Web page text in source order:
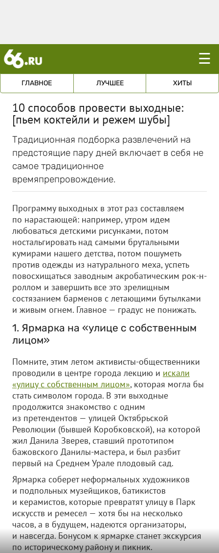
☰
ГЛАВНОЕ ЛУЧШЕЕ ХИТЫ
10 способов провести выходные:
[пьем коктейли и режем шубы]
Традиционная подборка развлечений на
предстоящие пару дней включает в себя не
самое традиционное
времяпрепровождение.
Программу выходных в этот раз составляем
по нарастающей: например, утром идем
любоваться детскими рисунками, потом
ностальгировать над самыми брутальными
кумирами нашего детства, потом пошуметь
против одежды из натурального меха, успеть
повосхищаться заводным акробатическим рок-н-
роллом и завершить все это зрелищным
состязанием барменов с летающими бутылками
и живым огнем. Главное — градус не понижать.
1. Ярмарка на «улице с собственным
лицом»
Помните, этим летом активисты-общественники
проводили в центре города лекцию и искали
«улицу с собственным лицом», которая могла бы
стать символом города. В эти выходные
продолжится знакомство с одним
из претендентов — улицей Октябрьской
Революции (бывшей Коробковской), на которой
жил Данила Зверев, ставший прототипом
бажовского Данилы-мастера, и был разбит
первый на Среднем Урале плодовый сад.
Ярмарка соберет неформальных художников
и подпольных музейщиков, батикистов
и керамистов, которые превратят улицу в Парк
искусств и ремесел — хотя бы на несколько
часов, а в будущем, надеются организаторы,
и навсегда. Бонусом к ярмарке станет экскурсия
по историческому району и пикник.